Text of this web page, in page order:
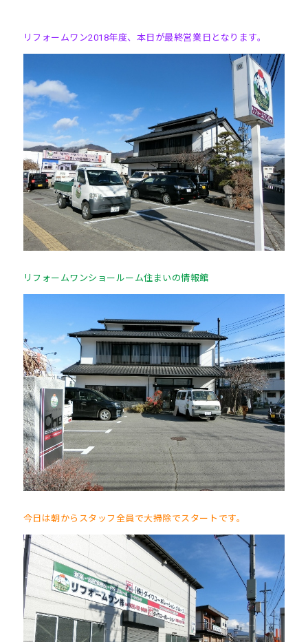
リフォームワン2018年度、本日が最終営業日となります。
リフォームワンショールーム住まいの情報館
今日は朝からスタッフ全員で大掃除でスタートです。